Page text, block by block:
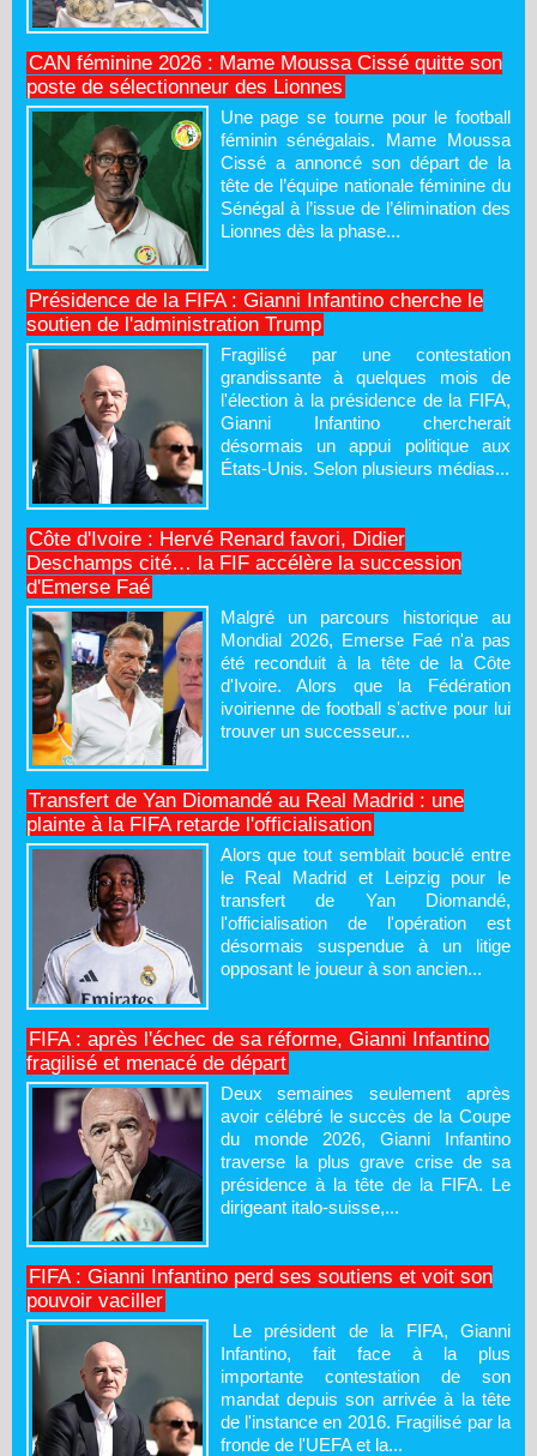
CAN féminine 2026 : Mame Moussa Cissé quitte son
poste de sélectionneur des Lionnes
Une page se tourne pour le football
féminin sénégalais. Mame Moussa
Cissé a annoncé son départ de la
tête de l’équipe nationale féminine du
Sénégal à l’issue de l’élimination des
Lionnes dès la phase...
Présidence de la FIFA : Gianni Infantino cherche le
soutien de l'administration Trump
Fragilisé par une contestation
grandissante à quelques mois de
l'élection à la présidence de la FIFA,
Gianni Infantino chercherait
désormais un appui politique aux
États-Unis. Selon plusieurs médias...
Côte d'Ivoire : Hervé Renard favori, Didier
Deschamps cité… la FIF accélère la succession
d'Emerse Faé
Malgré un parcours historique au
Mondial 2026, Emerse Faé n'a pas
été reconduit à la tête de la Côte
d'Ivoire. Alors que la Fédération
ivoirienne de football s'active pour lui
trouver un successeur...
Transfert de Yan Diomandé au Real Madrid : une
plainte à la FIFA retarde l'officialisation
Alors que tout semblait bouclé entre
le Real Madrid et Leipzig pour le
transfert de Yan Diomandé,
l'officialisation de l'opération est
désormais suspendue à un litige
opposant le joueur à son ancien...
FIFA : après l'échec de sa réforme, Gianni Infantino
fragilisé et menacé de départ
Deux semaines seulement après
avoir célébré le succès de la Coupe
du monde 2026, Gianni Infantino
traverse la plus grave crise de sa
présidence à la tête de la FIFA. Le
dirigeant italo-suisse,...
FIFA : Gianni Infantino perd ses soutiens et voit son
pouvoir vaciller
Le président de la FIFA, Gianni
Infantino, fait face à la plus
importante contestation de son
mandat depuis son arrivée à la tête
de l'instance en 2016. Fragilisé par la
fronde de l'UEFA et la...